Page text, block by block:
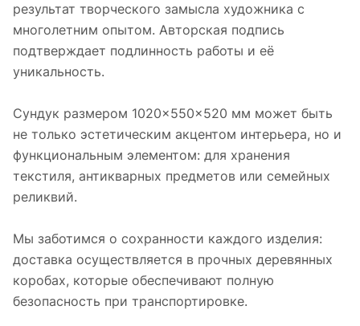
результат творческого замысла художника с
многолетним опытом. Авторская подпись
подтверждает подлинность работы и её
уникальность.
Сундук размером 1020×550×520 мм может быть
не только эстетическим акцентом интерьера, но и
функциональным элементом: для хранения
текстиля, антикварных предметов или семейных
реликвий.
Мы заботимся о сохранности каждого изделия:
доставка осуществляется в прочных деревянных
коробах, которые обеспечивают полную
безопасность при транспортировке.